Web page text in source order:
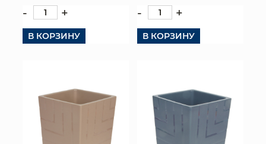
- +
В КОРЗИНУ
- +
В КОРЗИНУ